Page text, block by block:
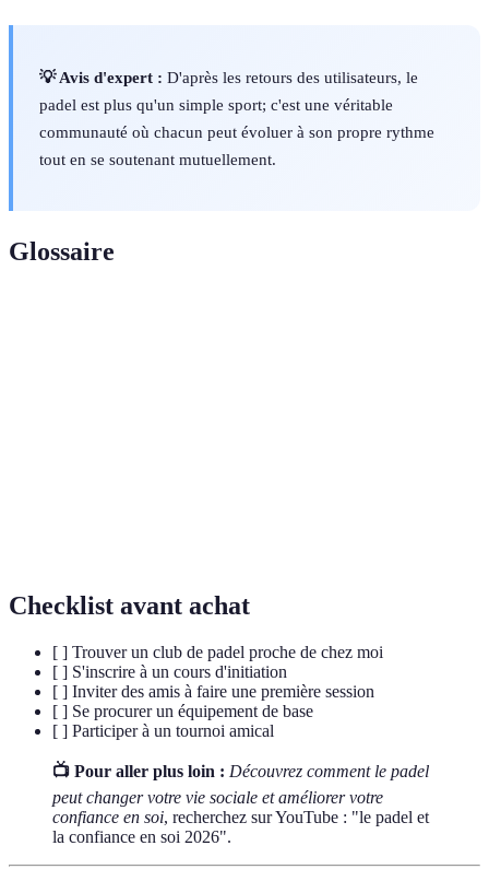
💡 Avis d'expert : D'après les retours des utilisateurs, le
padel est plus qu'un simple sport; c'est une véritable
communauté où chacun peut évoluer à son propre rythme
tout en se soutenant mutuellement.
Glossaire
Checklist avant achat
[ ] Trouver un club de padel proche de chez moi
[ ] S'inscrire à un cours d'initiation
[ ] Inviter des amis à faire une première session
[ ] Se procurer un équipement de base
[ ] Participer à un tournoi amical
📺 Pour aller plus loin : Découvrez comment le padel
peut changer votre vie sociale et améliorer votre
confiance en soi, recherchez sur YouTube : "le padel et
la confiance en soi 2026".